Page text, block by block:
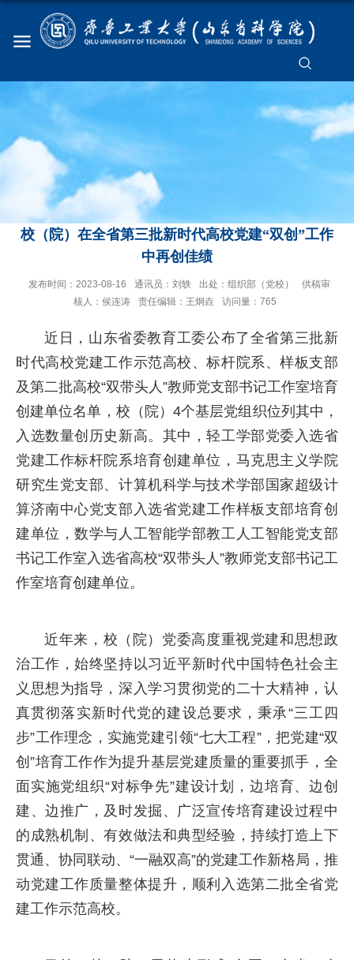
校（院）在全省第三批新时代高校党建“双创”工作
中再创佳绩
发布时间：2023-08-16 通讯员：刘轶 出处：组织部（党校）
供稿审
核人：侯连涛
责任编辑：王炯垚 访问量： 765
近日，山东省委教育工委公布了全省第三批新
时代高校党建工作示范高校、标杆院系、样板支部
及第二批高校“双带头人”教师党支部书记工作室培育
创建单位名单，校（院）4个基层党组织位列其中，
入选数量创历史新高。其中，轻工学部党委入选省
党建工作标杆院系培育创建单位，马克思主义学院
研究生党支部、计算机科学与技术学部国家超级计
算济南中心党支部入选省党建工作样板支部培育创
建单位，数学与人工智能学部教工人工智能党支部
书记工作室入选省高校“双带头人”教师党支部书记工
作室培育创建单位。
近年来，校（院）党委高度重视党建和思想政
治工作，始终坚持以习近平新时代中国特色社会主
义思想为指导，深入学习贯彻党的二十大精神，认
真贯彻落实新时代党的建设总要求，秉承“三工四
步”工作理念，实施党建引领“七大工程”，把党建“双
创”培育工作作为提升基层党建质量的重要抓手，全
面实施党组织“对标争先”建设计划，边培育、边创
建、边推广，及时发掘、广泛宣传培育建设过程中
的成熟机制、有效做法和典型经验，持续打造上下
贯通、协同联动、“一融双高”的党建工作新格局，推
动党建工作质量整体提升，顺利入选第二批全省党
建工作示范高校。